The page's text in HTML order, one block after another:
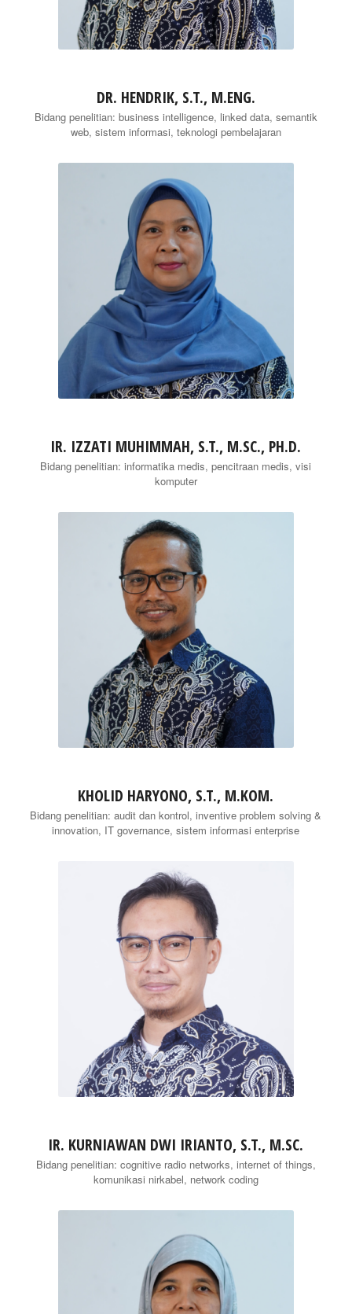
DR. HENDRIK, S.T., M.ENG.
Bidang penelitian: business intelligence, linked data, semantik
web, sistem informasi, teknologi pembelajaran
IR. IZZATI MUHIMMAH, S.T., M.SC., PH.D.
Bidang penelitian: informatika medis, pencitraan medis, visi
komputer
KHOLID HARYONO, S.T., M.KOM.
Bidang penelitian: audit dan kontrol, inventive problem solving &
innovation, IT governance, sistem informasi enterprise
IR. KURNIAWAN DWI IRIANTO, S.T., M.SC.
Bidang penelitian: cognitive radio networks, internet of things,
komunikasi nirkabel, network coding